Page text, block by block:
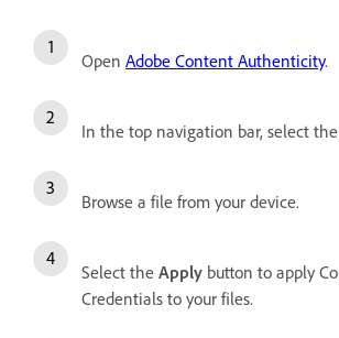
Open Adobe Content Authenticity.
In the top navigation bar, select the
Browse a file from your device.
Select the Apply button to apply
Credentials to your files.